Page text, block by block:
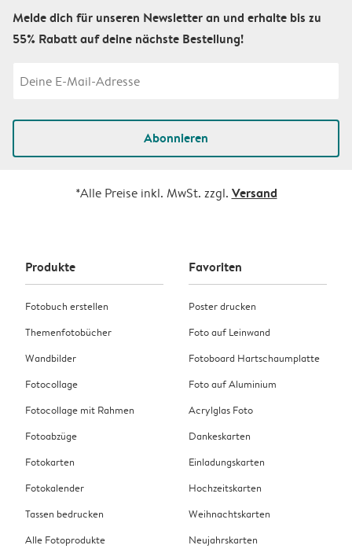
Melde dich für unseren Newsletter an und erhalte bis zu
55% Rabatt auf deine nächste Bestellung!
Abonnieren
*Alle Preise inkl. MwSt. zzgl. Versand
Produkte
Fotobuch erstellen
Themenfotobücher
Wandbilder
Fotocollage
Fotocollage mit Rahmen
Fotoabzüge
Fotokarten
Fotokalender
Tassen bedrucken
Alle Fotoprodukte
Favoriten
Poster drucken
Foto auf Leinwand
Fotoboard Hartschaumplatte
Foto auf Aluminium
Acrylglas Foto
Dankeskarten
Einladungskarten
Hochzeitskarten
Weihnachtskarten
Neujahrskarten